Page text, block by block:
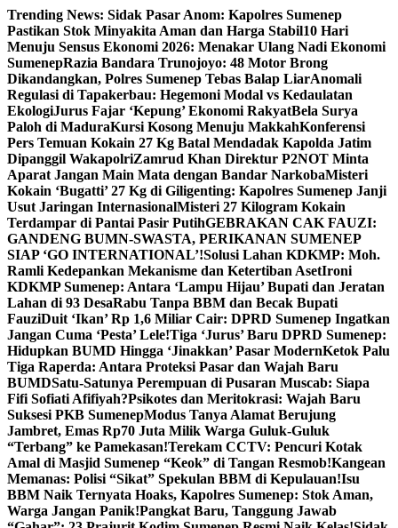
Skip
to
content
Trending News: Sidak Pasar Anom: Kapolres Sumenep
Pastikan Stok Minyakita Aman dan Harga Stabil10 Hari
Menuju Sensus Ekonomi 2026: Menakar Ulang Nadi Ekonomi
SumenepRazia Bandara Trunojoyo: 48 Motor Brong
Dikandangkan, Polres Sumenep Tebas Balap LiarAnomali
Regulasi di Tapakerbau: Hegemoni Modal vs Kedaulatan
EkologiJurus Fajar ‘Kepung’ Ekonomi RakyatBela Surya
Paloh di MaduraKursi Kosong Menuju MakkahKonferensi
Pers Temuan Kokain 27 Kg Batal Mendadak Kapolda Jatim
Dipanggil WakapolriZamrud Khan Direktur P2NOT Minta
Aparat Jangan Main Mata dengan Bandar NarkobaMisteri
Kokain ‘Bugatti’ 27 Kg di Giligenting: Kapolres Sumenep Janji
Usut Jaringan InternasionalMisteri 27 Kilogram Kokain
Terdampar di Pantai Pasir PutihGEBRAKAN CAK FAUZI:
GANDENG BUMN-SWASTA, PERIKANAN SUMENEP
SIAP ‘GO INTERNATIONAL’!Solusi Lahan KDKMP: Moh.
Ramli Kedepankan Mekanisme dan Ketertiban AsetIroni
KDKMP Sumenep: Antara ‘Lampu Hijau’ Bupati dan Jeratan
Lahan di 93 DesaRabu Tanpa BBM dan Becak Bupati
FauziDuit ‘Ikan’ Rp 1,6 Miliar Cair: DPRD Sumenep Ingatkan
Jangan Cuma ‘Pesta’ Lele!Tiga ‘Jurus’ Baru DPRD Sumenep:
Hidupkan BUMD Hingga ‘Jinakkan’ Pasar ModernKetok Palu
Tiga Raperda: Antara Proteksi Pasar dan Wajah Baru
BUMDSatu-Satunya Perempuan di Pusaran Muscab: Siapa
Fifi Sofiati Afifiyah?Psikotes dan Meritokrasi: Wajah Baru
Suksesi PKB SumenepModus Tanya Alamat Berujung
Jambret, Emas Rp70 Juta Milik Warga Guluk-Guluk
“Terbang” ke Pamekasan!Terekam CCTV: Pencuri Kotak
Amal di Masjid Sumenep “Keok” di Tangan Resmob!Kangean
Memanas: Polisi “Sikat” Spekulan BBM di Kepulauan!Isu
BBM Naik Ternyata Hoaks, Kapolres Sumenep: Stok Aman,
Warga Jangan Panik!Pangkat Baru, Tanggung Jawab